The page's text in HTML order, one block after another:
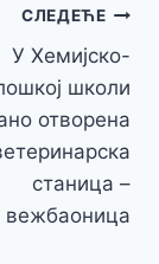
СЛЕДЕЋЕ
У Хемијско-
школи
отворена
станица –
вежбаоница